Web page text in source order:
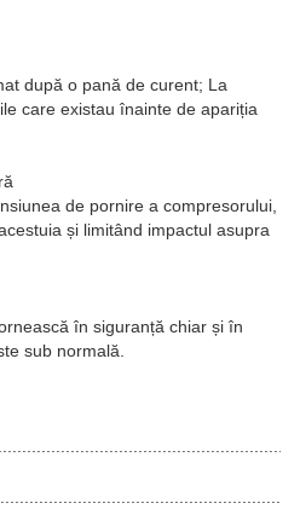
după o pană de curent; La
care existau înainte de apariția
de pornire a compresorului,
și limitând impactul asupra
în siguranță chiar și în
sub normală.